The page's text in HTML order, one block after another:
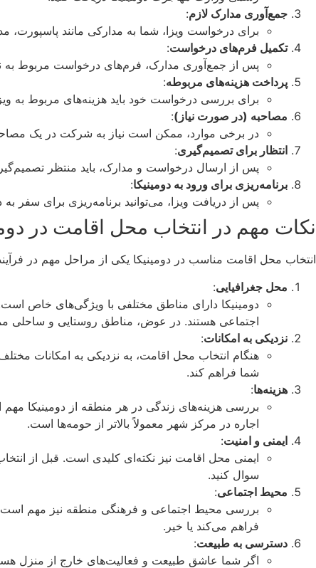
جمع‌آوری مدارک لازم:
برای درخواست ویزا، شما به مدارکی مانند
تکمیل فرم‌های درخواست:
پس از جمع‌آوری مدارک، فرم‌های درخواست مربوط به
پرداخت هزینه‌های مربوطه:
برای بررسی درخواست خود باید هزینه‌های مربوط به
مصاحبه (در صورت نیاز):
در برخی موارد، ممکن است نیاز به شرکت در یک
انتظار برای تصمیم‌گیری:
پس از ارسال درخواست و مدارک، باید منتظر
برنامه‌ریزی برای ورود به دومینیکا:
پس از دریافت ویزا، می‌توانید برنامه‌ریزی برای سفر
نکات مهم در انتخاب محل اقامت در
انتخاب محل اقامت مناسب در دومینیکا یکی از مراحل مهم در
محل جغرافیایی:
دومینیکا دارای مناطق مختلفی با ویژگی‌های خاص
اجتماعی هستند. در عوض، مناطق روستایی و ساحلی
نزدیکی به امکانات:
هنگام انتخاب محل اقامت، به نزدیکی به امکانات
شما فراهم کند.
هزینه‌ها:
بررسی هزینه‌های زندگی در هر منطقه از دومینیکا
اجاره در مرکز شهر معمولاً بالاتر از حومه‌ها است.
ایمنی و امنیت:
ایمنی محل اقامت نیز نکته‌ای کلیدی است. قبل از
سوال کنید.
محیط اجتماعی:
بررسی محیط اجتماعی و فرهنگی منطقه نیز مهم است.
فراهم می‌کند یا خیر.
دسترسی به طبیعت:
اگر شما عاشق طبیعت و فعالیت‌های خارج از منزل